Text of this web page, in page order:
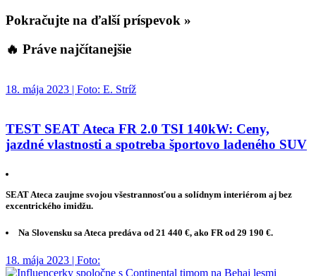
Pokračujte na ďalší príspevok »
🔥 Práve najčítanejšie
18. mája 2023 | Foto: E. Stríž
TEST SEAT Ateca FR 2.0 TSI 140kW: Ceny,
jazdné vlastnosti a spotreba športovo ladeného SUV
SEAT Ateca zaujme svojou všestrannosťou a solídnym interiérom aj bez
excentrického imidžu.
Na Slovensku sa Ateca predáva od 21 440 €, ako FR od 29 190 €.
18. mája 2023 | Foto: